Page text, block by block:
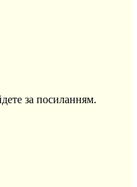
за посиланням.